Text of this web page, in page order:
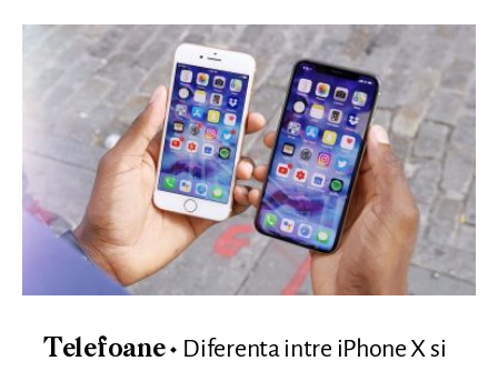
Telefoane
Diferenta intre iPhone X si